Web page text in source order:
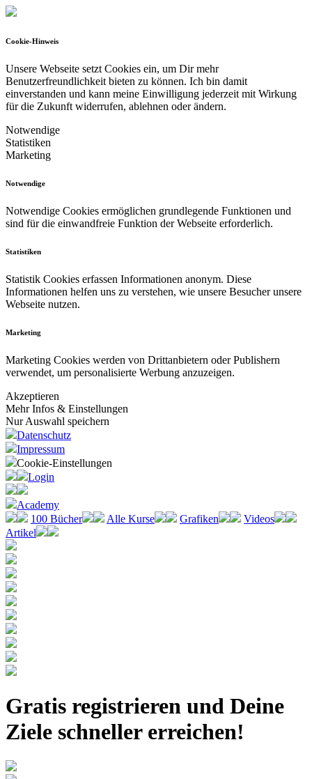
Cookie-Hinweis
Unsere Webseite setzt Cookies ein, um Dir mehr
Benutzerfreundlichkeit bieten zu können. Ich bin damit
einverstanden und kann meine Einwilligung jederzeit mit Wirkung
für die Zukunft widerrufen, ablehnen oder ändern.
Notwendige
Statistiken
Marketing
Notwendige
Notwendige Cookies ermöglichen grundlegende Funktionen und
sind für die einwandfreie Funktion der Webseite erforderlich.
Statistiken
Statistik Cookies erfassen Informationen anonym. Diese
Informationen helfen uns zu verstehen, wie unsere Besucher unsere
Webseite nutzen.
Marketing
Marketing Cookies werden von Drittanbietern oder Publishern
verwendet, um personalisierte Werbung anzuzeigen.
Akzeptieren
Mehr Infos & Einstellungen
Nur Auswahl speichern
Datenschutz
Impressum
Cookie-Einstellungen
Login
Academy
100 Bücher
Alle Kurse Grafiken
Videos
Artikel
Gratis registrieren und Deine
Ziele schneller erreichen!